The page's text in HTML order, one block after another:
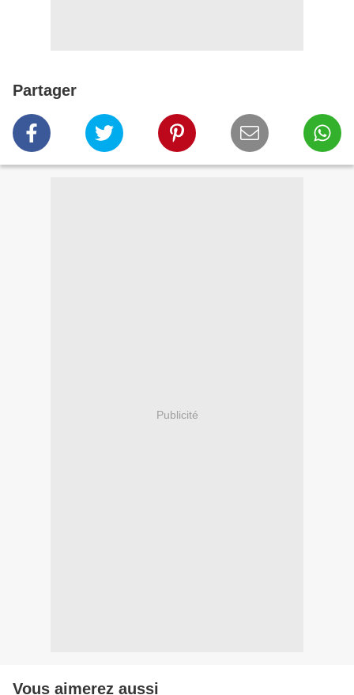
Partager
Publicité
Vous aimerez aussi